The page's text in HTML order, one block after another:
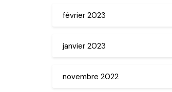
février 2023
janvier 2023
novembre 2022